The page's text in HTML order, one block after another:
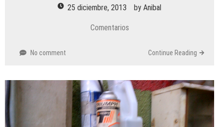
25 diciembre, 2013 by Anibal
Comentarios
No comment Continue Reading